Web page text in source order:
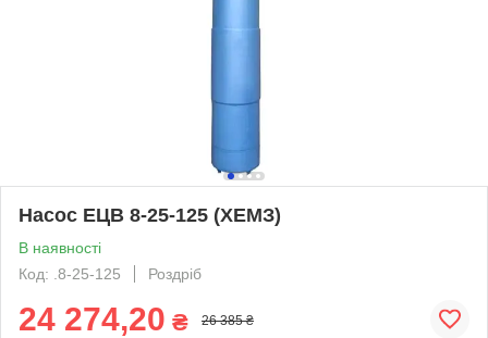
Насос ЕЦВ 8-25-125 (ХЕМЗ)
В наявності
Код: .8-25-125
Роздріб
24 274,20 ₴ 26 385 ₴